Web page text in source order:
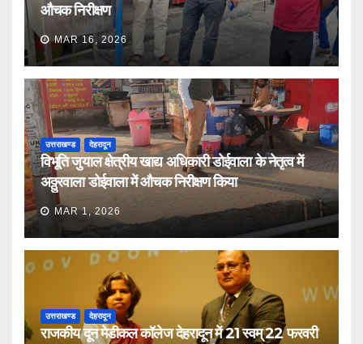
औचक निरीक्षण
MAR 16, 2026
उत्तराखण्ड देहरादून
विभूति जुयाल क्षेत्रीय खाद्य अधिकारी डोईवाला के नेतृत्व में
अठ्ठुरवाला डोईवाला में औचक निरीक्षण किया
MAR 1, 2026
उत्तराखण्ड देहरादून
राजकीय दून मेडीकल कॉलेज देहरादून में 21 स्वम् 22 फरवरी